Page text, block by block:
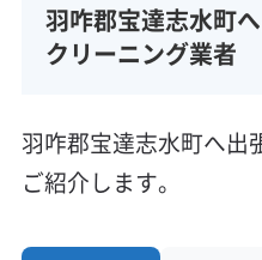
羽咋郡宝達志水町
クリーニング業者
羽咋郡宝達志水町へ出
ご紹介します。